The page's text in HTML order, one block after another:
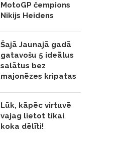
MotoGP čempions
Nikijs Heidens
Šajā Jaunajā gadā
gatavošu 5 ideālus
salātus bez
majonēzes kripatas
Lūk, kāpēc virtuvē
vajag lietot tikai
koka dēlīti!